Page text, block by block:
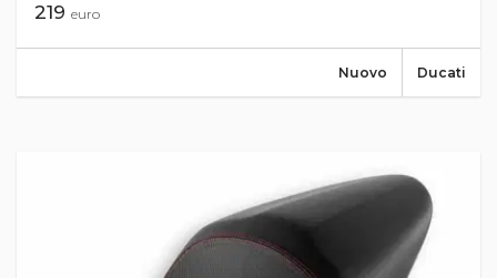
219 euro
Ducati
Nuovo